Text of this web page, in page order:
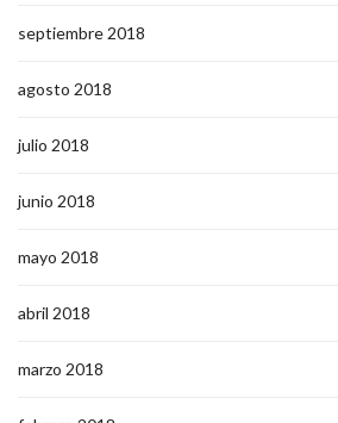
septiembre 2018
agosto 2018
julio 2018
junio 2018
mayo 2018
abril 2018
marzo 2018